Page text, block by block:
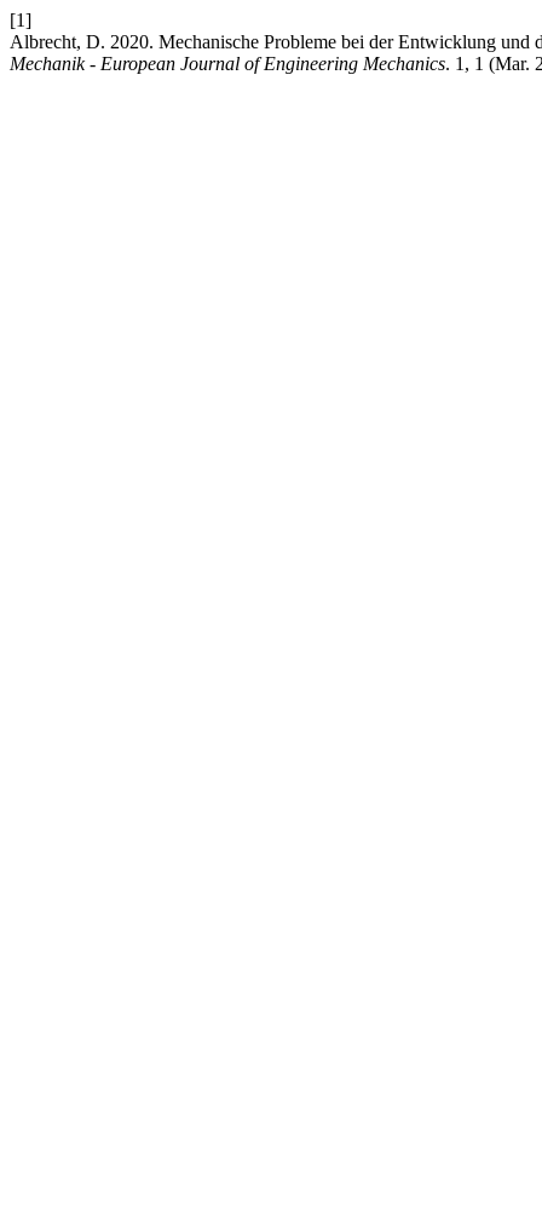
[1]
Albrecht, D. 2020. Mechanische Probleme bei der Entwicklung
Mechanik - European Journal of Engineering Mechanics. 1, 1 (Mar.